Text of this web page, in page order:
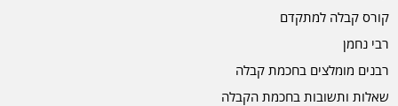
קורס קבלה למתקדם
רבי נחמן
רבנים מומלצים בחכמת קבלה
שאלות ותשובות בחכמת הקבלה